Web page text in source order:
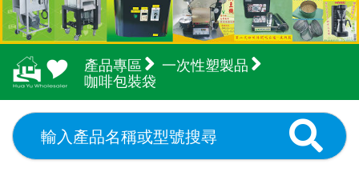
產品專區 一次性塑製品
咖啡包裝袋